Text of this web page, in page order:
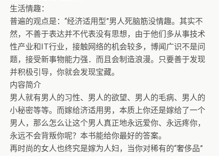
生活情趣：
普遍的观点是：“经济适用型”男人死脑筋没情趣。其实不
然，不善于表达并不代表没有思想，由于他们多从事技术
性产业和IT行业，接触网络的机会较多，博闻广识不是问
题，接受新事物能力强．而且会制造浪漫。只要善于发现
并积极引导，你就会发现宝藏。
内容简介
男人就有男人的习性、男人的欲望、男人的毛病、男人的
小秘密等等。而嫁给济适用男，本质上你还是嫁给了一个
男人，那么怎么让这个男人真正地永远爱你、永远疼你，
永远不会背叛你呢？本书能给你最好的答案。
再时尚的女人也终究是嫁为人妇，当你对稀有的“奢侈品”